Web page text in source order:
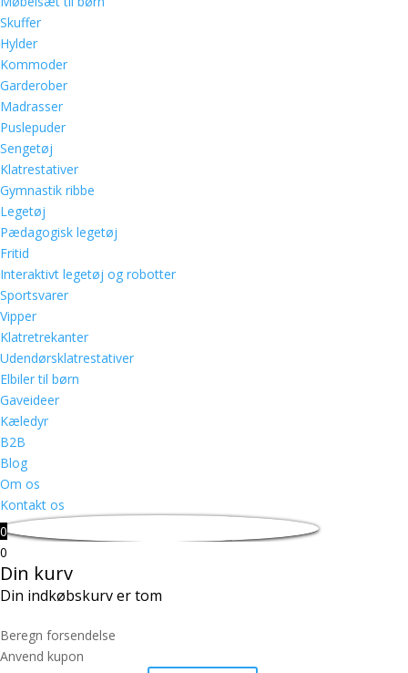
Skuffer
Hylder
Kommoder
Garderober
Madrasser
Puslepuder
Sengetøj
Klatrestativer
Gymnastik ribbe
Legetøj
Pædagogisk legetøj
Fritid
Interaktivt legetøj og robotter
Sportsvarer
Vipper
Klatretrekanter
Udendørsklatrestativer
Elbiler til børn
Gaveideer
Kæledyr
B2B
Blog
Om os
Kontakt os
0
0
Din kurv
Din indkøbskurv er tom
Beregn forsendelse
Anvend kupon